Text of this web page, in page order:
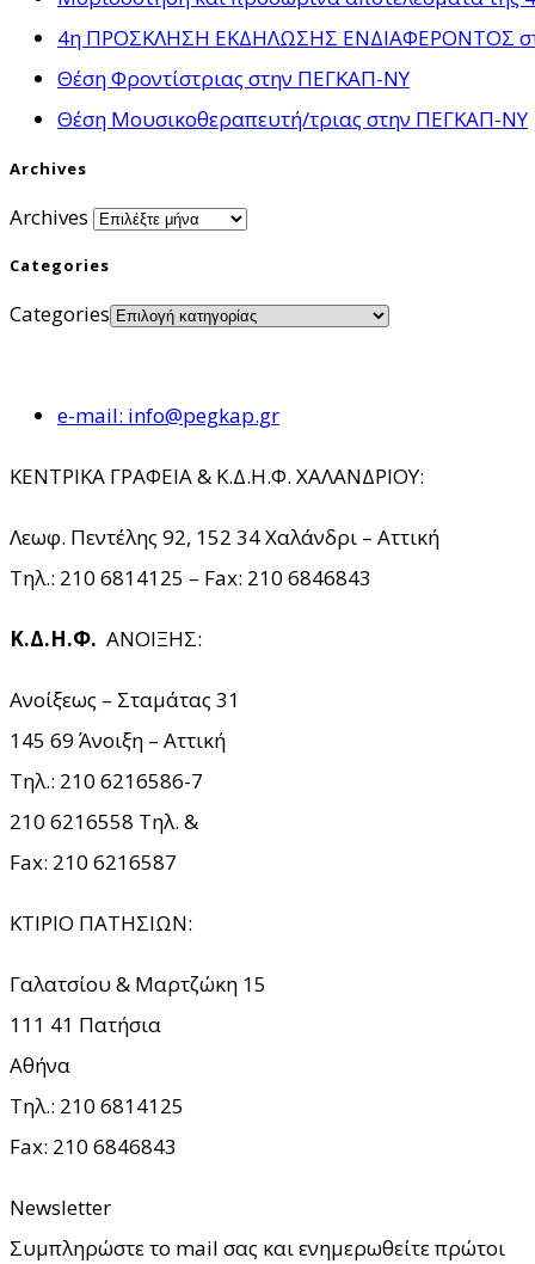
4η ΠΡΟΣΚΛΗΣΗ ΕΚΔΗΛΩΣΗΣ ΕΝΔΙΑΦΕΡΟΝΤΟΣ στο
Θέση Φροντίστριας στην ΠΕΓΚΑΠ-ΝΥ
Θέση Μουσικοθεραπευτή/τριας στην ΠΕΓΚΑΠ-ΝΥ
Archives
Archives
Categories
Categories
e-mail: info@pegkap.gr
ΚΕΝΤΡΙΚΑ ΓΡΑΦΕΙΑ & Κ.Δ.Η.Φ. ΧΑΛΑΝΔΡΙΟΥ:
Λεωφ. Πεντέλης 92, 152 34 Χαλάνδρι – Αττική
Τηλ.: 210 6814125 – Fax: 210 6846843
Κ.Δ.Η.Φ. ΑΝΟΙΞΗΣ:
Ανοίξεως – Σταμάτας 31
145 69 Άνοιξη – Αττική
Τηλ.: 210 6216586-7
210 6216558 Τηλ. &
Fax: 210 6216587
ΚΤΙΡΙΟ ΠΑΤΗΣΙΩΝ:
Γαλατσίου & Μαρτζώκη 15
111 41 Πατήσια
Αθήνα
Τηλ.: 210 6814125
Fax: 210 6846843
Newsletter
Συμπληρώστε το mail σας και ενημερωθείτε πρώτοι